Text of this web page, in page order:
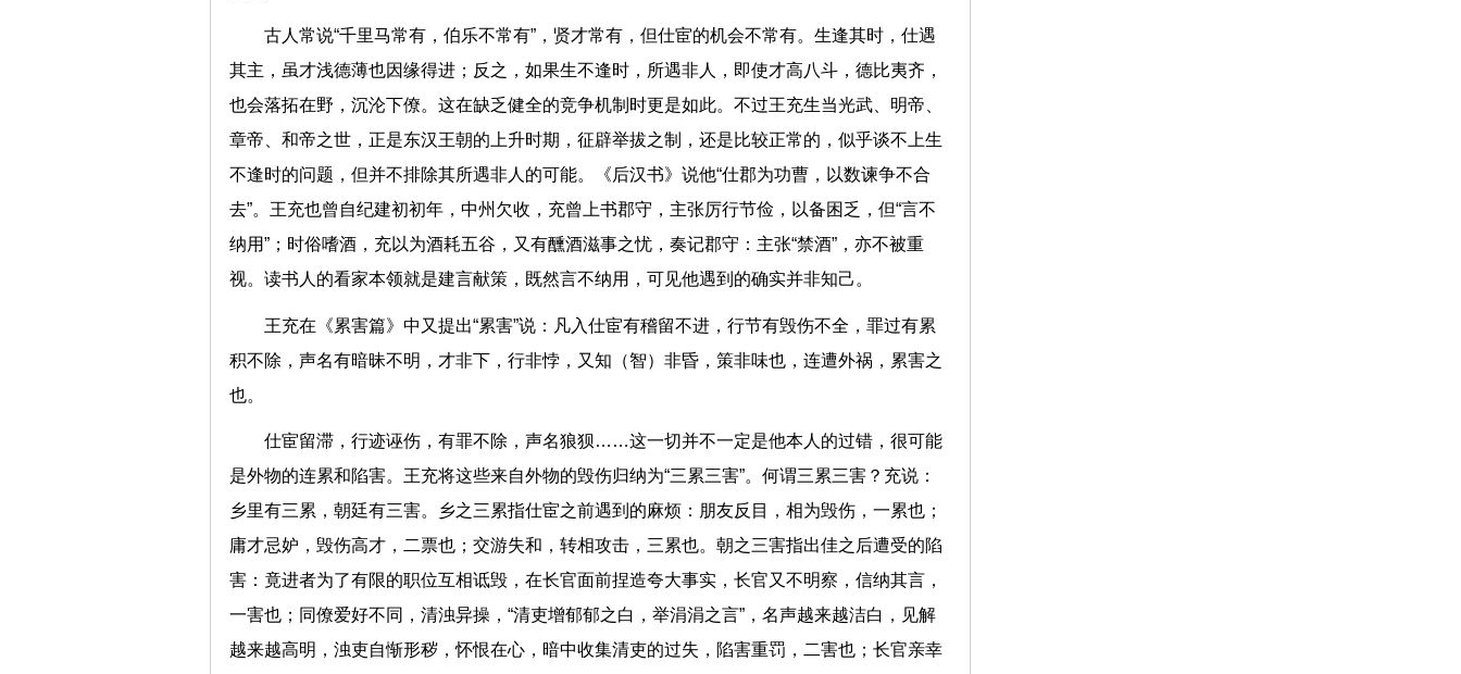
古人常说“千里马常有，伯乐不常有”，贤才常有，但仕宦的机会不常有。生逢其时，仕遇
其主，虽才浅德薄也因缘得进；反之，如果生不逢时，所遇非人，即使才高八斗，德比夷齐，
也会落拓在野，沉沦下僚。这在缺乏健全的竞争机制时更是如此。不过王充生当光武、明帝、
章帝、和帝之世，正是东汉王朝的上升时期，征辟举拔之制，还是比较正常的，似乎谈不上生
不逢时的问题，但并不排除其所遇非人的可能。《后汉书》说他“仕郡为功曹，以数谏争不合
去”。王充也曾自纪建初初年，中州欠收，充曾上书郡守，主张厉行节俭，以备困乏，但“言不
纳用”；时俗嗜酒，充以为酒耗五谷，又有醺酒滋事之忧，奏记郡守：主张“禁酒”，亦不被重
视。读书人的看家本领就是建言献策，既然言不纳用，可见他遇到的确实并非知己。
王充在《累害篇》中又提出“累害”说：凡入仕宦有稽留不进，行节有毁伤不全，罪过有累
积不除，声名有暗昧不明，才非下，行非悖，又知（智）非昏，策非味也，连遭外祸，累害之
也。
仕宦留滞，行迹诬伤，有罪不除，声名狼狈……这一切并不一定是他本人的过错，很可能
是外物的连累和陷害。王充将这些来自外物的毁伤归纳为“三累三害”。何谓三累三害？充说：
乡里有三累，朝廷有三害。乡之三累指仕宦之前遇到的麻烦：朋友反目，相为毁伤，一累也；
庸才忌妒，毁伤高才，二票也；交游失和，转相攻击，三累也。朝之三害指出佳之后遭受的陷
害：竟进者为了有限的职位互相诋毁，在长官面前捏造夸大事实，长官又不明察，信纳其言，
一害也；同僚爱好不同，清浊异操，“清吏增郁郁之白，举涓涓之言”，名声越来越洁白，见解
越来越高明，浊吏自惭形秽，怀恨在心，暗中收集清吏的过失，陷害重罚，二害也；长官亲幸